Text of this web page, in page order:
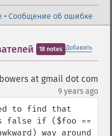
• Сообщение об ошибке
＋Добавить
18 notes
at gmail dot com
9 years ago
to find that
false if ($foo ==
way around